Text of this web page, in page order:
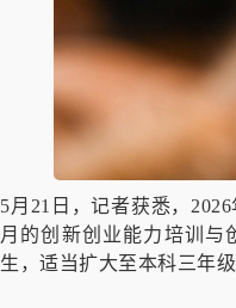
5月21日，记者获悉，
月的创新创业能力培训与
生，适当扩大至本科三年级